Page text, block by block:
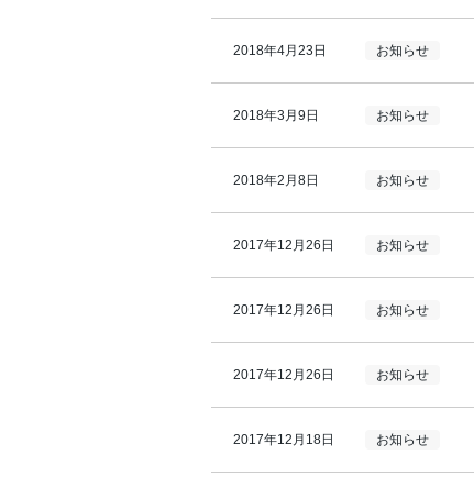
2018年4月23日 お知らせ
2018年3月9日 お知らせ
2018年2月8日 お知らせ
2017年12月26日 お知らせ
2017年12月26日 お知らせ
2017年12月26日 お知らせ
2017年12月18日 お知らせ